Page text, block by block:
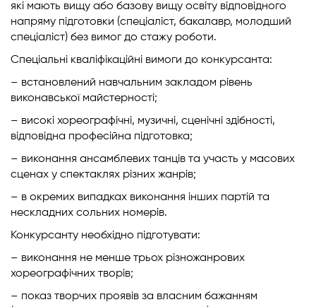
які мають вищу або базову вищу освіту відповідного
напряму підготовки (спеціаліст, бакалавр, молодший
спеціаліст) без вимог до стажу роботи.
Спеціальні кваліфікаційні вимоги до конкурсанта:
– встановлений навчальним закладом рівень
виконавської майстерності;
– високі хореографічні, музичні, сценічні здібності,
відповідна професійна підготовка;
– виконання ансамблевих танців та участь у масових
сценах у спектаклях різних жанрів;
– в окремих випадках виконання інших партій та
нескладних сольних номерів.
Конкурсанту необхідно підготувати:
– виконання не менше трьох різножанрових
хореографічних творів;
– показ творчих проявів за власним бажанням